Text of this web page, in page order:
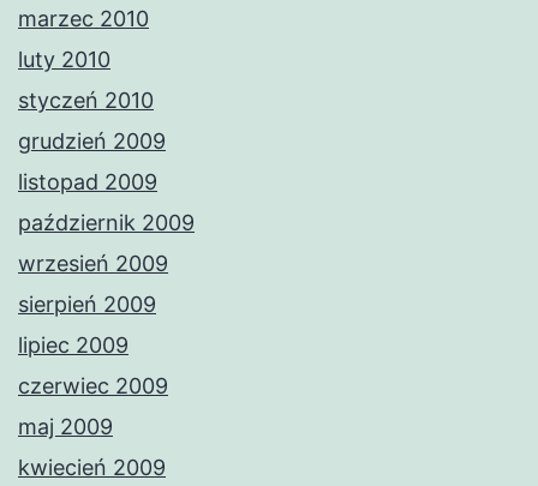
marzec 2010
luty 2010
styczeń 2010
grudzień 2009
listopad 2009
październik 2009
wrzesień 2009
sierpień 2009
lipiec 2009
czerwiec 2009
maj 2009
kwiecień 2009